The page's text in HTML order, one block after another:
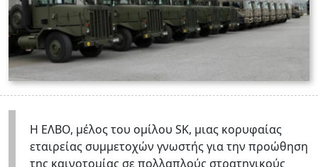
Η ΕΛΒΟ, μέλος του ομίλου SK, μιας κορυφαίας
εταιρείας συμμετοχών γνωστής για την προώθηση
της καινοτομίας σε πολλαπλούς στρατηγικούς